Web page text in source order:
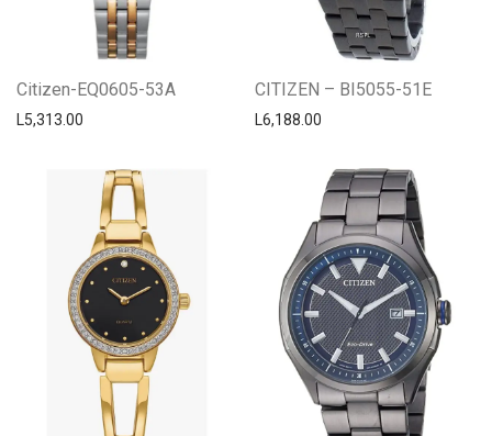
Citizen-EQ0605-53A
L5,313.00
CITIZEN – BI5055-51E
L6,188.00